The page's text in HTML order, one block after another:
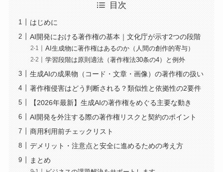
目次
はじめに
AI開発における著作権の基本｜文化庁が示す2つの段階
AI生成物に著作権はあるのか（人間の創作的寄与）
学習段階は原則適法（著作権法30条の4）と例外
生成AIの成果物（コード・文章・画像）の著作権の扱い
著作権侵害はどう判断される？類似性と依拠性の2要件
【2026年最新】生成AIの著作権をめぐる主要な動き
AI開発を外注する際の著作権リスクと契約のポイント
商用利用前チェックリスト
デメリット・注意点と安全に進めるための考え方
まとめ